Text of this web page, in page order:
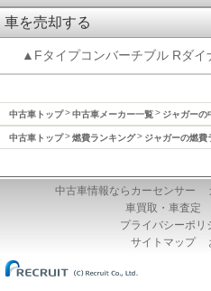
車を売却する
▲Fタイプコンバーチブル Rダ
中古車トップ 中古車メーカー一覧 ジャガーの
中古車トップ 燃費ランキング ジャガーの燃費
中古車情報ならカーセンサー
車買取・車査定
プライバシーポリ
サイトマップ